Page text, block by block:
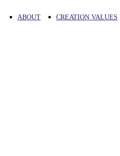
ABOUT CREATION VALUES